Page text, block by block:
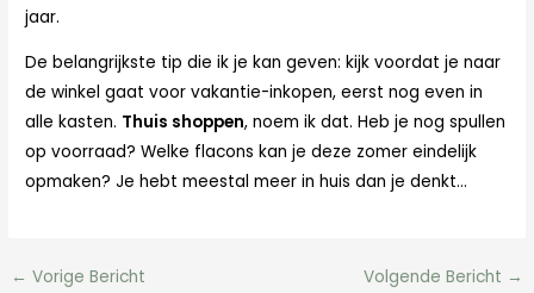
jaar.
De belangrijkste tip die ik je kan geven: kijk voordat je naar
de winkel gaat voor vakantie-inkopen, eerst nog even in
alle kasten. Thuis shoppen, noem ik dat. Heb je nog spullen
op voorraad? Welke flacons kan je deze zomer eindelijk
opmaken? Je hebt meestal meer in huis dan je denkt…
← Vorige Bericht Volgende Bericht →